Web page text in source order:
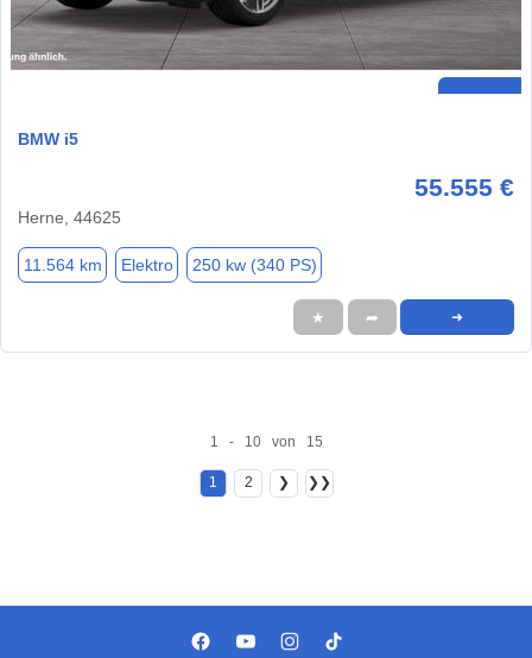
BMW i5
55.555 €
Herne, 44625
11.564 km Elektro 250 kw (340 PS)
★ ➦ ➜
1 - 10 von 15
1 2 ❯ ❯❯